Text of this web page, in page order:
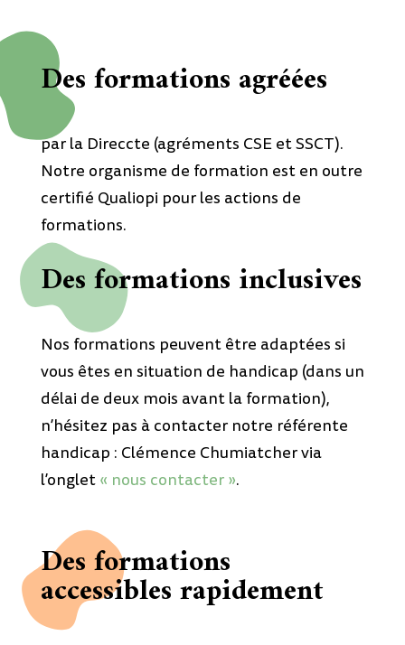
Des formations agréées
par la Direccte (agréments CSE et SSCT).
Notre organisme de formation est en outre
certifié Qualiopi pour les actions de
formations.
Des formations inclusives
Nos formations peuvent être adaptées si
vous êtes en situation de handicap (dans un
délai de deux mois avant la formation),
n’hésitez pas à contacter notre référente
handicap : Clémence Chumiatcher via
l’onglet « nous contacter ».
Des formations
accessibles rapidement